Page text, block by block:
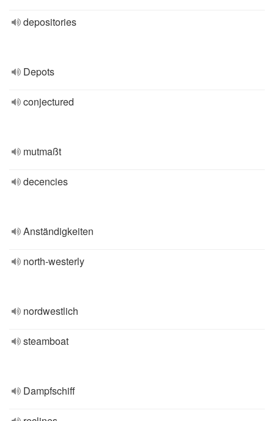
depositories
Depots
conjectured
mutmaßt
decencies
Anständigkeiten
north-westerly
nordwestlich
steamboat
Dampfschiff